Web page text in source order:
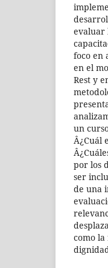
evaluar
foco en
en el
Rest y
un
Â¿Cuál
por los
ser
de una
como